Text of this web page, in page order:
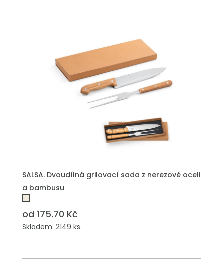
SALSA. Dvoudílná grilovací sada z nerezové oceli
a bambusu
od 175.70 Kč
Skladem: 2149 ks.